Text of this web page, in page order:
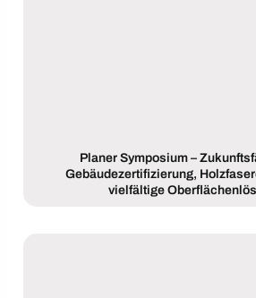
Planer Symposium –
Gebäudezertifizierung,
vielfältige